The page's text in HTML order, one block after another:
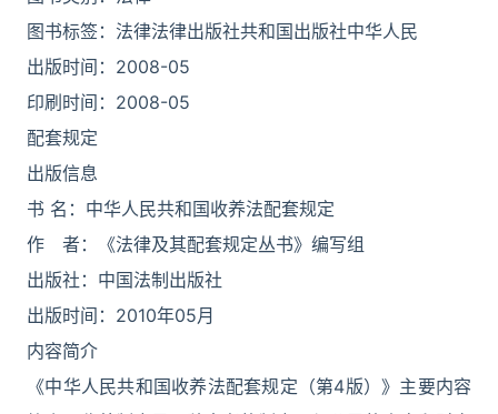
图书标签：法律法律出版社共和国出版社中华人民
出版时间：2008-05
印刷时间：2008-05
配套规定
出版信息
书 名：中华人民共和国收养法配套规定
作 者：《法律及其配套规定丛书》编写组
出版社：中国法制出版社
出版时间：2010年05月
内容简介
《中华人民共和国收养法配套规定（第4版）》主要内容